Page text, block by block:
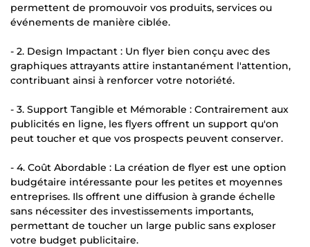
permettent de promouvoir vos produits, services ou
événements de manière ciblée.
- 2. Design Impactant : Un flyer bien conçu avec des
graphiques attrayants attire instantanément l'attention,
contribuant ainsi à renforcer votre notoriété.
- 3. Support Tangible et Mémorable : Contrairement aux
publicités en ligne, les flyers offrent un support qu'on
peut toucher et que vos prospects peuvent conserver.
- 4. Coût Abordable : La création de flyer est une option
budgétaire intéressante pour les petites et moyennes
entreprises. Ils offrent une diffusion à grande échelle
sans nécessiter des investissements importants,
permettant de toucher un large public sans exploser
votre budget publicitaire.